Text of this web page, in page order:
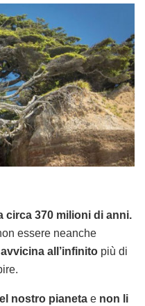
circa 370 milioni di anni.
essere neanche
all’infinito più di
nostro pianeta e non li